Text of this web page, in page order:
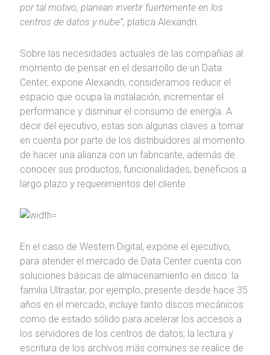
por tal motivo, planean invertir fuertemente en los
centros de datos y nube”, platica Alexandri.
Sobre las necesidades actuales de las compañías al
momento de pensar en el desarrollo de un Data
Center, expone Alexandri, consideramos reducir el
espacio que ocupa la instalación, incrementar el
performance y disminuir el consumo de energía. A
decir del ejecutivo, estas son algunas claves a tomar
en cuenta por parte de los distribuidores al momento
de hacer una alianza con un fabricante, además de
conocer sus productos, funcionalidades, beneficios a
largo plazo y requerimientos del cliente.
En el caso de Western Digital, expone el ejecutivo,
para atender el mercado de Data Center cuenta con
soluciones básicas de almacenamiento en disco: la
familia Ultrastar, por ejemplo, presente desde hace 35
años en el mercado, incluye tanto discos mecánicos
como de estado sólido para acelerar los accesos a
los servidores de los centros de datos; la lectura y
escritura de los archivos más comunes se realice de